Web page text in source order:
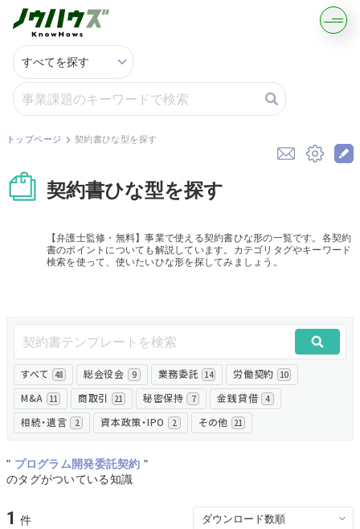
記事・コラムを読む
解決策を募集する
専門家に電話する
資本政策を無料でお試し
無料でアンケート
匿名360°評価
ちょこっと相談とは？
トップページ 契約書ひな型を探す
契約書ひな型を探す
【弁護士監修・無料】事業で使える契約書ひな形の一覧です。各契約
書のポイントについても解説しています。カテゴリタグやキーワード
検索を使って、使いたいひな形を探してみましょう。
すべて 48 総会役会 9 業務委託 14 労働契約 10
M&A 11 商取引 21 秘密保持 7 金銭貸借 4
相続・遺言 2 資本政策・IPO 2 その他 21
" プログラム開発委託契約 "
のタグがついている知識
1